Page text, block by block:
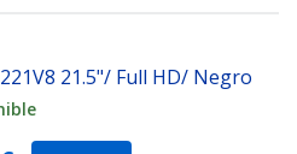
21.5"/ Full HD/ Negro